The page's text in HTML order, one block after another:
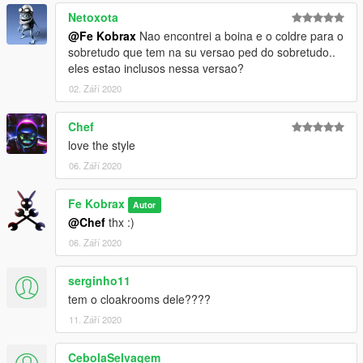
Version BETA 4.1
New Remake
Added Police Group LIST:
PoliciaCivil / GER GOE GARRA / Tropa de Choque / Operacao
Especiais / CAEP / Penal / Ferderal / Corregedoria
Version BETA 4.0
All Police Group LIST:
PM/FT/ROCAM/TOBIASAGUIAR/RODOVIARIA/PC/BAEP/TRAN
SITO
Netoxota
@Fe Kobrax Nao encontrei a boina e o coldre para o
sobretudo que tem na su versao ped do sobretudo..
eles estao inclusos nessa versao?
02. Září 2020
Chef
love the style
06. Září 2020
Fe Kobrax Autor
@Chef thx :)
06. Září 2020
serginho11
tem o cloakrooms dele????
11. Září 2020
CebolaSelvagem